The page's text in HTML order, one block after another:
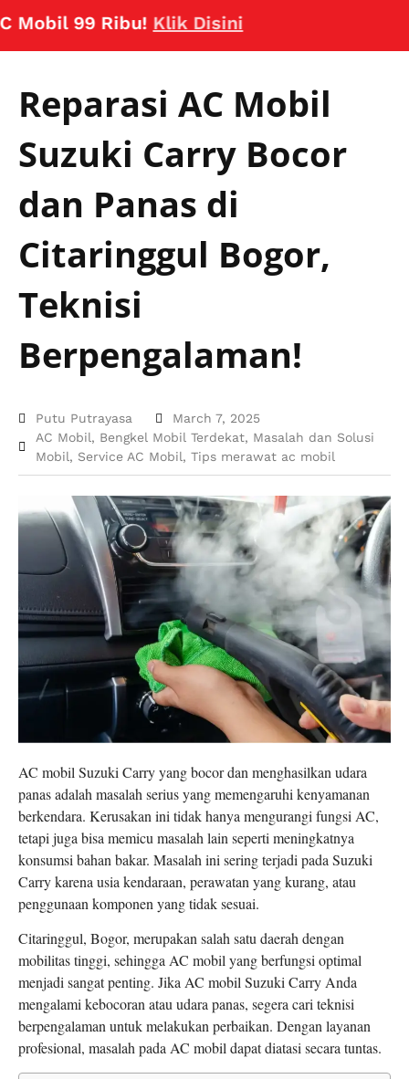
99 Ribu!Klik Disini
Reparasi AC Mobil
Suzuki Carry Bocor
dan Panas di
Citaringgul Bogor,
Teknisi
Berpengalaman!
Putu Putrayasa
March 7, 2025
AC Mobil, Bengkel Mobil Terdekat, Masalah dan Solusi
Mobil, Service AC Mobil, Tips merawat ac mobil
AC mobil Suzuki Carry yang bocor dan menghasilkan udara
panas adalah masalah serius yang memengaruhi kenyamanan
berkendara. Kerusakan ini tidak hanya mengurangi fungsi AC,
tetapi juga bisa memicu masalah lain seperti meningkatnya
konsumsi bahan bakar. Masalah ini sering terjadi pada Suzuki
Carry karena usia kendaraan, perawatan yang kurang, atau
penggunaan komponen yang tidak sesuai.
Citaringgul, Bogor, merupakan salah satu daerah dengan
mobilitas tinggi, sehingga AC mobil yang berfungsi optimal
menjadi sangat penting. Jika AC mobil Suzuki Carry Anda
mengalami kebocoran atau udara panas, segera cari teknisi
berpengalaman untuk melakukan perbaikan. Dengan layanan
profesional, masalah pada AC mobil dapat diatasi secara tuntas.